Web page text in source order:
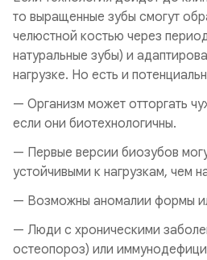
то выращенные зубы смогут
челюстной костью через
натуральные зубы) и
нагрузке. Но есть и
— Организм может отторгать
если они биотехнологичны.
— Первые версии биозубов
устойчивыми к нагрузкам, чем
— Возможны аномалии формы
— Люди с хроническими
остеопороз) или